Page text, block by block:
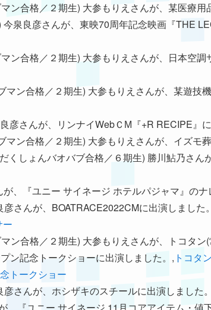
ン合格／２期生) 大参もりえさんが、某医療用
泉良彦さんが、東映70周年記念映画『THE
ン合格／２期生) 大参もりえさんが、日本空
マン合格／２期生) 大参もりえさんが、某遊技
彦さんが、リンナイWebＣМ『+R RECIPE』に
ン合格／２期生) 大参もりえさんが、イズモ
くしょんバオバブ合格／６期生) 勝川鮎乃さん
、『ユニー サイネージ ホテルパジャマ』のナ
さんが、BOATRACE2022CMに出演しました
ー
ン合格／２期生) 大参もりえさんが、トコタ
ン記念トークショーに出演しました。, トコタ
トークショー
さんが、ホシザキのスチールに出演しました。